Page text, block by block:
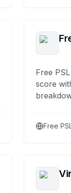
Free
score
Free